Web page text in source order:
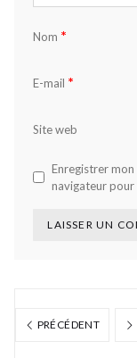
Nom *
E-mail *
Site web
Enregistrer
navigateur
PRÉCÉDENT